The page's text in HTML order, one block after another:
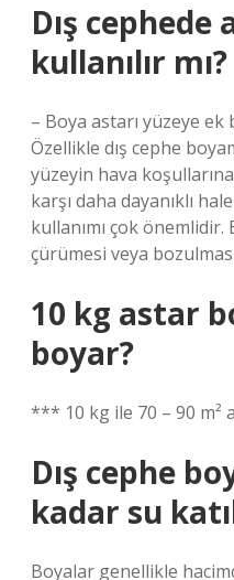
Dış cephede
kullanılır mı?
– Boya astarı yüzeye
Özellikle dış cephe
yüzeyin hava
karşı daha dayanıklı
kullanımı çok
çürümesi veya
10 kg astar
boyar?
*** 10 kg ile 70 – 90 m²
Dış cephe
kadar su
Boyalar genellikle